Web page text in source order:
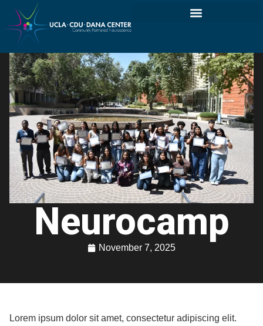
Neurocamp
November 7, 2025
Lorem ipsum dolor sit amet, consectetur adipiscing elit.